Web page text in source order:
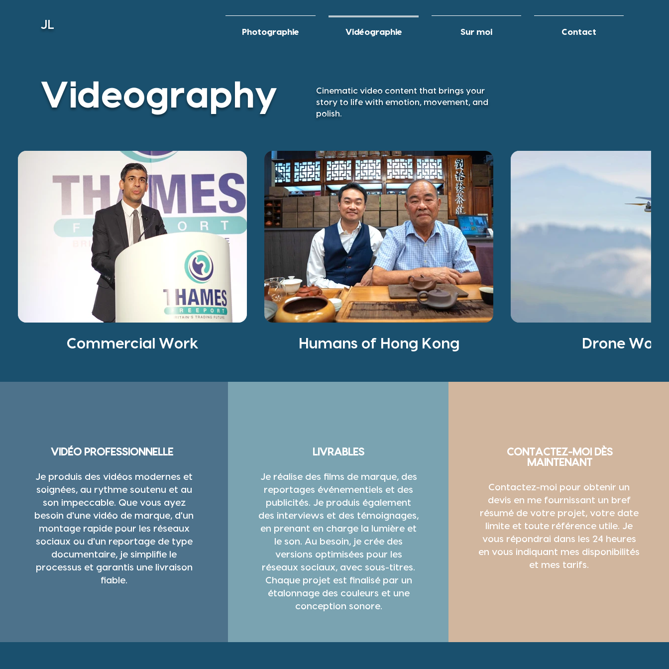
JL
Photographie Vidéographie Sur moi Contact
Videography
Cinematic video content that brings your
story to life with emotion, movement, and
polish.
Commercial Work Humans of Hong Kong Drone Work
VIDÉO PROFESSIONNELLE
Je produis des vidéos modernes et
soignées, au rythme soutenu et au
son impeccable. Que vous ayez
besoin d'une vidéo de marque, d'un
montage rapide pour les réseaux
sociaux ou d'un reportage de type
documentaire, je simplifie le
processus et garantis une livraison
fiable.
LIVRABLES
Je réalise des films de marque, des
reportages événementiels et des
publicités. Je produis également
des interviews et des témoignages,
en prenant en charge la lumière et
le son. Au besoin, je crée des
versions optimisées pour les
réseaux sociaux, avec sous-titres.
Chaque projet est finalisé par un
étalonnage des couleurs et une
conception sonore.
CONTACTEZ-MOI DÈS
MAINTENANT
Contactez-moi pour obtenir un
devis en me fournissant un bref
résumé de votre projet, votre date
limite et toute référence utile. Je
vous répondrai dans les 24 heures
en vous indiquant mes disponibilités
et mes tarifs.